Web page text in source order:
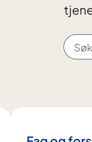
S
ø
l
i